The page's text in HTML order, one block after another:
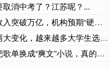
消中考了？江苏呢？...
万亿，机构预期“硬科技”业
，越来越多大学生选择“技术
成“爽文”小说，真的更带劲